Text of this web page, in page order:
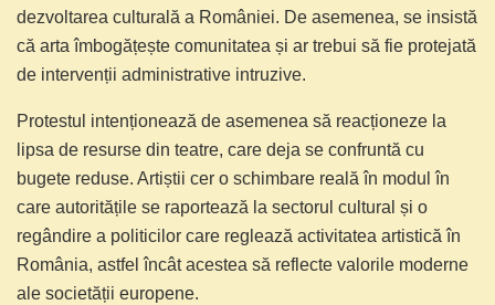
dezvoltarea culturală a României. De asemenea, se insistă
că arta îmbogățește comunitatea și ar trebui să fie protejată
de intervenții administrative intruzive.
Protestul intenționează de asemenea să reacționeze la
lipsa de resurse din teatre, care deja se confruntă cu
bugete reduse. Artiștii cer o schimbare reală în modul în
care autoritățile se raportează la sectorul cultural și o
regândire a politicilor care reglează activitatea artistică în
România, astfel încât acestea să reflecte valorile moderne
ale societății europene.